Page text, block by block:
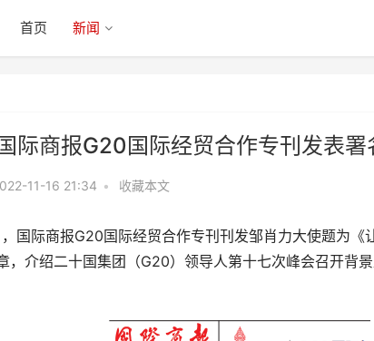
首页 新闻
际商报G20国际经贸合作专刊发表署
11-16 21:34 • 收藏本文
国际商报G20国际经贸合作专刊刊发邹肖力大使题为《
，介绍二十国集团（G20）领导人第十七次峰会召开背